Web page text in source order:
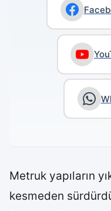
Metruk yapıların
kesmeden